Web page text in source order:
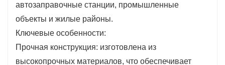
экологически ответственной эксплуатации.
автозаправочные станции, промышленные
объекты и жилые районы.
Ключевые особенности:
Прочная конструкция: изготовлена из
высокопрочных материалов, что обеспечивает